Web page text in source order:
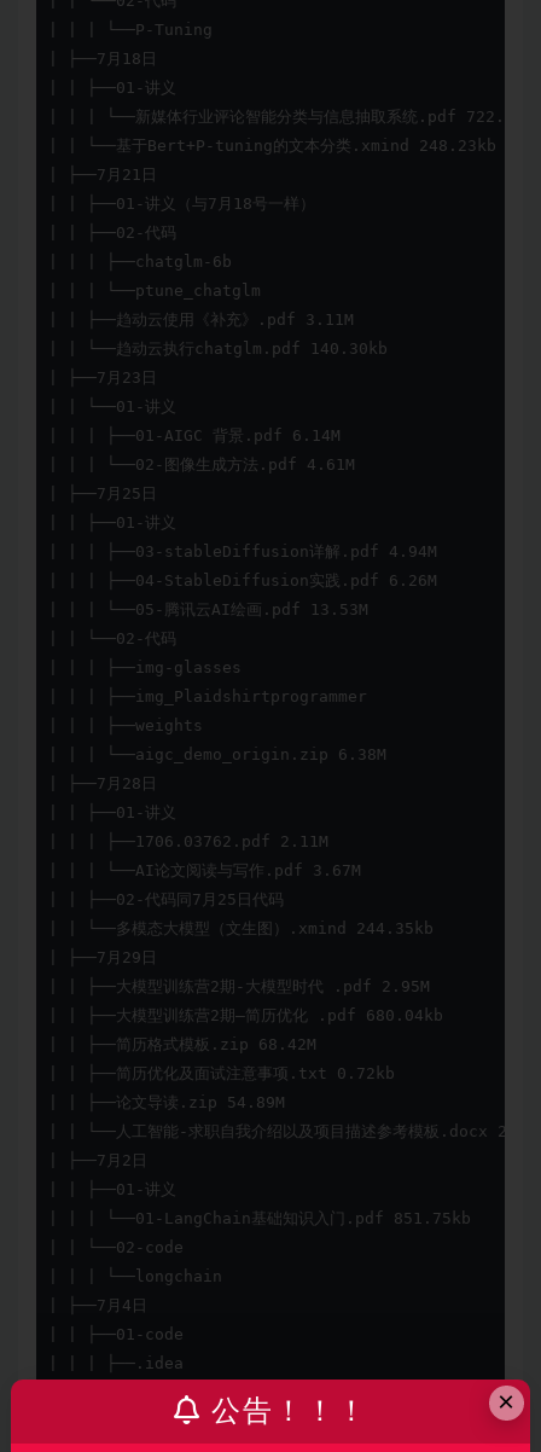
| | | └──P-Tuning
| ├──7月18日
| | ├──01-讲义
| | | └──新媒体行业评论智能分类与信息抽取系统.pdf
| | └──基于Bert+P-tuning的文本分类.xmind 248.23kb
| ├──7月21日
| | ├──01-讲义（与7月18号一样）
| | ├──02-代码
| | | ├──chatglm-6b
| | | └──ptune_chatglm
| | ├──趋动云使用《补充》.pdf 3.11M
| | └──趋动云执行chatglm.pdf 140.30kb
| ├──7月23日
| | └──01-讲义
| | | ├──01-AIGC 背景.pdf 6.14M
| | | └──02-图像生成方法.pdf 4.61M
| ├──7月25日
| | ├──01-讲义
| | | ├──03-stableDiffusion详解.pdf 4.94M
| | | ├──04-StableDiffusion实践.pdf 6.26M
| | | └──05-腾讯云AI绘画.pdf 13.53M
| | └──02-代码
| | | ├──img-glasses
| | | ├──img_Plaidshirtprogrammer
| | | ├──weights
| | | └──aigc_demo_origin.zip 6.38M
| ├──7月28日
| | ├──01-讲义
| | | ├──1706.03762.pdf 2.11M
| | | └──AI论文阅读与写作.pdf 3.67M
| | ├──02-代码同7月25日代码
| | └──多模态大模型（文生图）.xmind 244.35kb
| ├──7月29日
| | ├──大模型训练营2期-大模型时代 .pdf 2.95M
| | ├──大模型训练营2期—简历优化 .pdf 680.04kb
| | ├──简历格式模板.zip 68.42M
| | ├──简历优化及面试注意事项.txt 0.72kb
| | ├──论文导读.zip 54.89M
| | └──人工智能-求职自我介绍以及项目描述参考模板.docx
| ├──7月2日
| | ├──01-讲义
| | | └──01-LangChain基础知识入门.pdf 851.75kb
| | └──02-code
| | | └──longchain
| ├──7月4日
| | ├──01-code
| | | ├──.idea
| | └──01-讲义
×
公告！！！